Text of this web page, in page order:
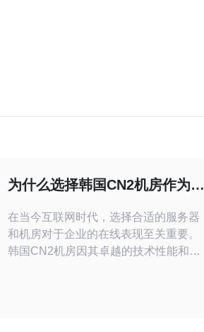
为什么选择韩国CN2机房作为首
在当今互联网时代，选择合适的服务器
和机房对于企业的在线表现至关重要。
韩国CN2机房因其卓越的技术性能和稳